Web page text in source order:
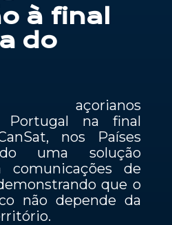
à final
do
açorianos
Portugal na final
nos Países
uma solução
comunicações de
que o
não depende da